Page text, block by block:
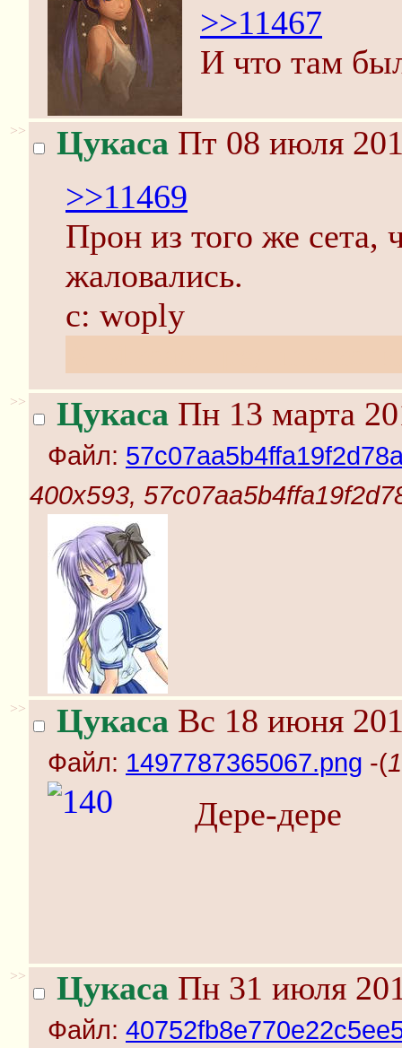
>>11467
И что там
>> Цукаса Пт 08 июля
>>11469
Прон из того же сета,
жаловались.
c: woply
>> Цукаса Пн 13 марта
Файл:
400x593,
>> Цукаса Вс 18 июня
Файл: 1497787365067.png -(
Дере-дере
>> Цукаса Пн 31 июля
Файл: